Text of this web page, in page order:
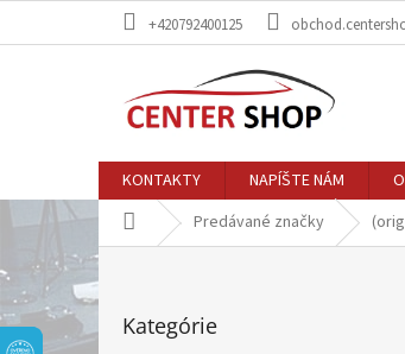
+420792400125
KONTAKTY NAPÍŠTE NÁM
DomovPredávané značky
B
o
č
n
kategórie
Kategórie